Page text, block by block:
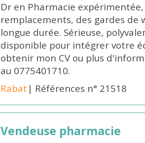
Dr en Pharmacie
remplacements, des gardes de
longue durée. Sérieuse,
disponible pour intégrer votre
obtenir mon CV ou plus
au 0775401710.
Rabat | Références n° 21518
Vendeuse pharmacie